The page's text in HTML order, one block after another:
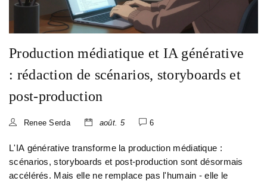
Production médiatique et IA générative
: rédaction de scénarios, storyboards et
post-production
Renee Serda août. 5 6
L'IA générative transforme la production médiatique :
scénarios, storyboards et post-production sont désormais
accélérés. Mais elle ne remplace pas l'humain - elle le